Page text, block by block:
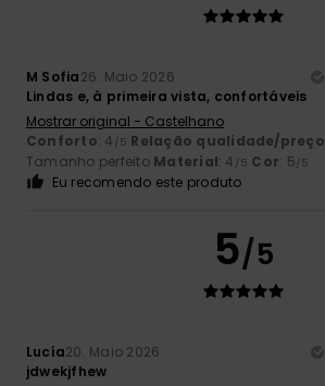
M Sofia26. Maio 2026
Lindas e, à primeira vista, confortáveis
Mostrar original - Castelhano
Conforto: 4 /5 Relação qualidade/preço
Tamanho perfeito Material: 4 /5 Cor: 5/5
Eu recomendo este produto
5/5
Lucía20. Maio 2026
jdwekjfhew